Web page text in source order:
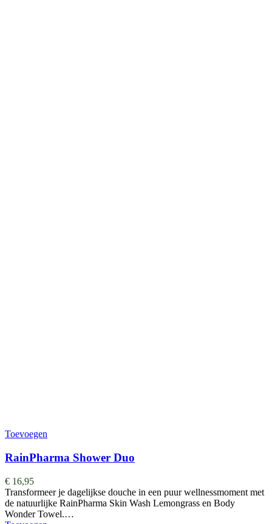
Toevoegen
RainPharma Shower Duo
€ 16,95
Transformeer je dagelijkse douche in een puur wellnessmoment met
de natuurlijke RainPharma Skin Wash Lemongrass en Body
Wonder Towel.…